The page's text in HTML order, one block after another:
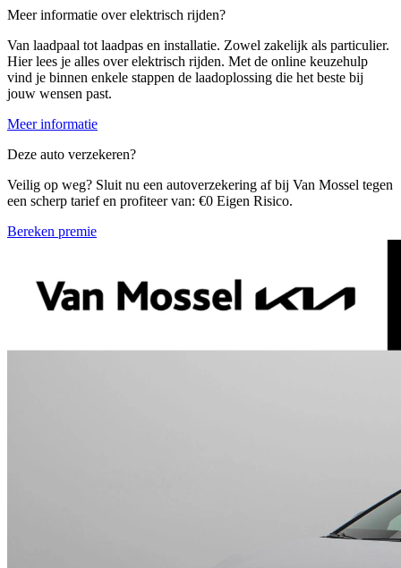
Meer informatie over elektrisch rijden?
Van laadpaal tot laadpas en installatie. Zowel zakelijk als particulier.
Hier lees je alles over elektrisch rijden. Met de online keuzehulp
vind je binnen enkele stappen de laadoplossing die het beste bij
jouw wensen past.
Meer informatie
Deze auto verzekeren?
Veilig op weg? Sluit nu een autoverzekering af bij Van Mossel tegen
een scherp tarief en profiteer van: €0 Eigen Risico.
Bereken premie